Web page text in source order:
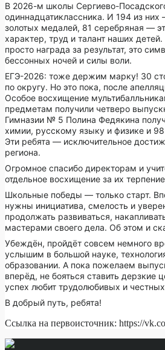
В 2026-м школы Сергиево-
одиннадцатиклассника. И 194 из
золотых медалей, 81 серебряная —
характер, труд и талант наших
просто награда за результат, это
бессонных ночей и силы воли.
ЕГЭ-2026: тоже держим марку! 30
по округу. Но это пока, после
Особое восхищение
предметам получили четверо
Гимназии № 5 Полина Федякина
химии, русскому языку и физике и
Эти ребята — исключительное
региона.
Огромное спасибо директорам и
отдельное восхищение за их
Школьные победы — только старт.
нужны инициатива, смелость и
продолжать развиваться,
мастерами своего дела. Об этом и
Убеждён, пройдёт совсем немного
услышим в большой науке,
образовании. А пока пожелаем
вперёд, не бояться ставить дерзкие
успех любит трудолюбивых и
В добрый путь, ребята!
Ссылка на первоисточник: https://